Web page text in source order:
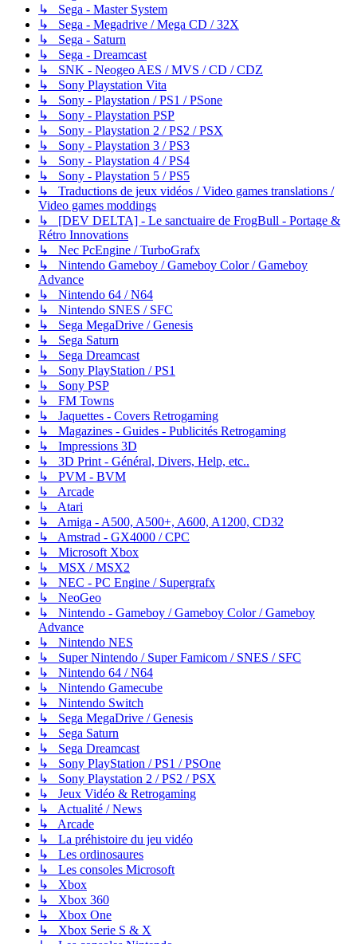
↳ Sega - Master System
↳ Sega - Megadrive / Mega CD / 32X
↳ Sega - Saturn
↳ Sega - Dreamcast
↳ SNK - Neogeo AES / MVS / CD / CDZ
↳ Sony Playstation Vita
↳ Sony - Playstation / PS1 / PSone
↳ Sony - Playstation PSP
↳ Sony - Playstation 2 / PS2 / PSX
↳ Sony - Playstation 3 / PS3
↳ Sony - Playstation 4 / PS4
↳ Sony - Playstation 5 / PS5
↳ Traductions de jeux vidéos / Video games translations /
Video games moddings
↳ [DEV DELTA] - Le sanctuaire de FrogBull - Portage &
Rétro Innovations
↳ Nec PcEngine / TurboGrafx
↳ Nintendo Gameboy / Gameboy Color / Gameboy
Advance
↳ Nintendo 64 / N64
↳ Nintendo SNES / SFC
↳ Sega MegaDrive / Genesis
↳ Sega Saturn
↳ Sega Dreamcast
↳ Sony PlayStation / PS1
↳ Sony PSP
↳ FM Towns
↳ Jaquettes - Covers Retrogaming
↳ Magazines - Guides - Publicités Retrogaming
↳ Impressions 3D
↳ 3D Print - Général, Divers, Help, etc..
↳ PVM - BVM
↳ Arcade
↳ Atari
↳ Amiga - A500, A500+, A600, A1200, CD32
↳ Amstrad - GX4000 / CPC
↳ Microsoft Xbox
↳ MSX / MSX2
↳ NEC - PC Engine / Supergrafx
↳ NeoGeo
↳ Nintendo - Gameboy / Gameboy Color / Gameboy
Advance
↳ Nintendo NES
↳ Super Nintendo / Super Famicom / SNES / SFC
↳ Nintendo 64 / N64
↳ Nintendo Gamecube
↳ Nintendo Switch
↳ Sega MegaDrive / Genesis
↳ Sega Saturn
↳ Sega Dreamcast
↳ Sony PlayStation / PS1 / PSOne
↳ Sony Playstation 2 / PS2 / PSX
↳ Jeux Vidéo & Retrogaming
↳ Actualité / News
↳ Arcade
↳ La préhistoire du jeu vidéo
↳ Les ordinosaures
↳ Les consoles Microsoft
↳ Xbox
↳ Xbox 360
↳ Xbox One
↳ Xbox Serie S & X